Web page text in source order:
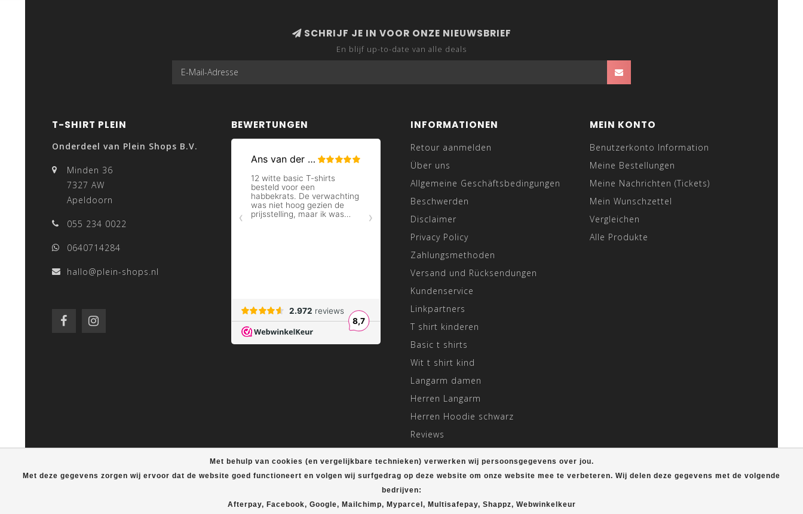
Met behulp van cookies (en vergelijkbare technieken) verwerken wij persoonsgegevens over jou.
Met deze gegevens zorgen wij ervoor dat de website goed functioneert en volgen wij surfgedrag op deze website om onze website mee te verbeteren. Wij delen deze gegevens met de volgende
bedrijven:
Afterpay, Facebook, Google, Mailchimp, Myparcel, Multisafepay, Shappz, Webwinkelkeur
SCHRIJF JE IN VOOR ONZE NIEUWSBRIEF
En blijf up-to-date van alle deals
T-SHIRT PLEIN
Onderdeel van Plein Shops B.V.
Minden 36
7327 AW
Apeldoorn
055 234 0022
0640714284
hallo@plein-shops.nl
BEWERTUNGEN INFORMATIONEN
Retour aanmelden
Über uns
Allgemeine Geschäftsbedingungen
Beschwerden
Disclaimer
Privacy Policy
Zahlungsmethoden
Versand und Rücksendungen
Kundenservice
Linkpartners
T shirt kinderen
Basic t shirts
Wit t shirt kind
Langarm damen
Herren Langarm
Herren Hoodie schwarz
Reviews
Angepasste Öffnungszeiten
MEIN KONTO
Benutzerkonto Information
Meine Bestellungen
Meine Nachrichten (Tickets)
Mein Wunschzettel
Vergleichen
Alle Produkte
© Copyright 2026 T-shirt Plein